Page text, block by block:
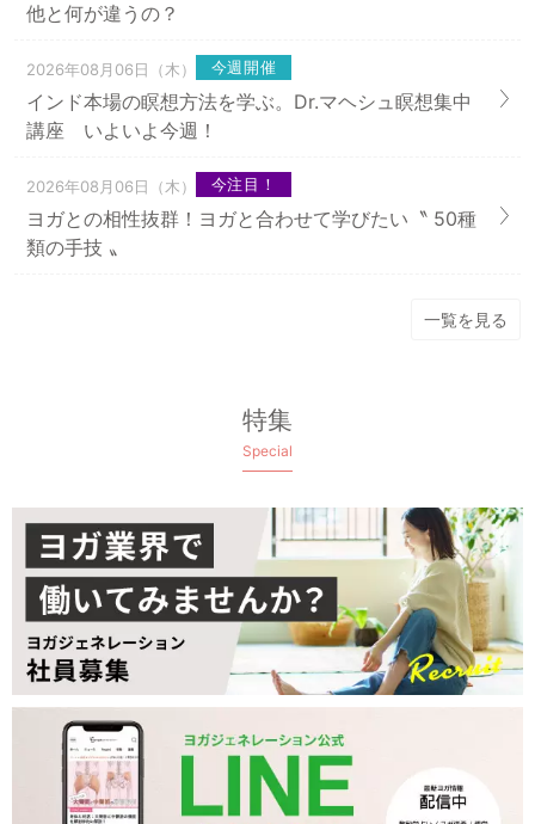
他と何が違うの？
2026年08月06日（木） 今週開催
インド本場の瞑想方法を学ぶ。Dr.マヘシュ瞑想集中
講座 いよいよ今週！
2026年08月06日（木） 今注目！
ヨガとの相性抜群！ヨガと合わせて学びたい〝 50種
類の手技 〟
一覧を見る
特集
Special